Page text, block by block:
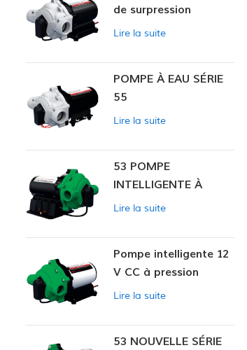
de surpression
intelligente
Lire la suite
POMPE À EAU SÉRIE
55
Lire la suite
53 POMPE
INTELLIGENTE À
PRESSION
Lire la suite
Pompe intelligente 12
V CC à pression
constante 53
Lire la suite
53 NOUVELLE SÉRIE